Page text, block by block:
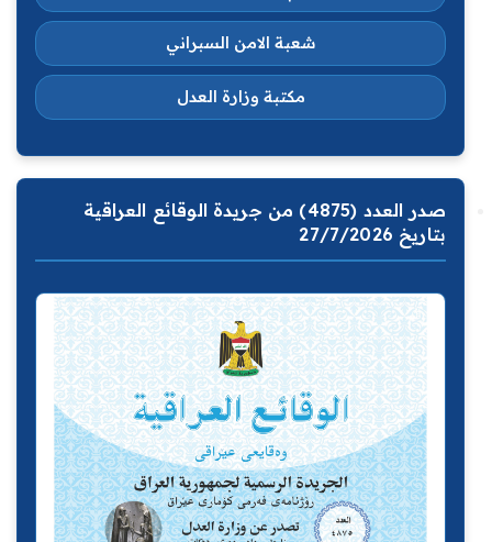
شعبة الامن السبراني
مكتبة وزارة العدل
صدر العدد (4875) من جريدة الوقائع العراقية
بتاريخ 27/7/2026